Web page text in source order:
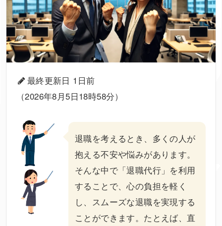
最終更新日 1日前
（2026年8月5日18時58分）
退職を考えるとき、多くの人が
抱える不安や悩みがあります。
そんな中で「退職代行 」を利用
することで、心の負担を軽く
し、スムーズな退職を実現する
ことができます。たとえば、直